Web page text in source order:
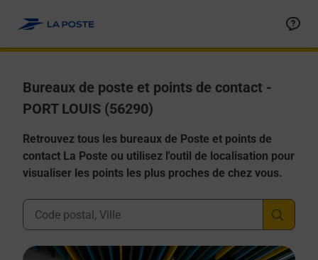
Bureaux de poste et points de contact -
PORT LOUIS (56290)
Retrouvez tous les bureaux de Poste et points de
contact La Poste ou utilisez l'outil de localisation pour
visualiser les points les plus proches de chez vous.
Ville, Département, Code Postal